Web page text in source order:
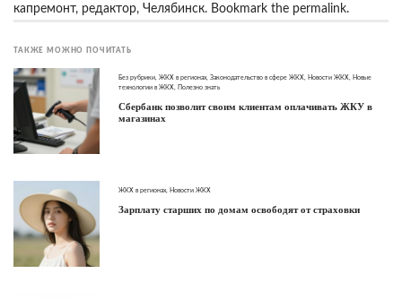
капремонт, редактор, Челябинск. Bookmark the permalink.
ТАКЖЕ МОЖНО ПОЧИТАТЬ
Без рубрики ЖКХ в регионах Законодательство в сфере ЖКХ Новости ЖКХ
Новые
технологии в ЖКХ
Полезно знать
Сбербанк позволит своим клиентам оплачивать ЖКУ в
магазинах
ЖКХ в регионах Новости ЖКХ
Зарплату старших по домам освободят от страховки